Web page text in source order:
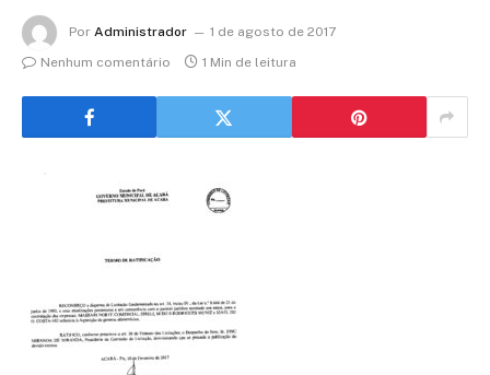
Por Administrador
1 de agosto de 2017
Nenhum comentário
1 Min de leitura